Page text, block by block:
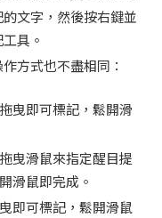
文字，然後按右鍵並
具。
方式也不盡相同：
曳即可標記，鬆開滑
曳滑鼠來指定醒目提
滑鼠即完成。
即可標記，鬆開滑鼠